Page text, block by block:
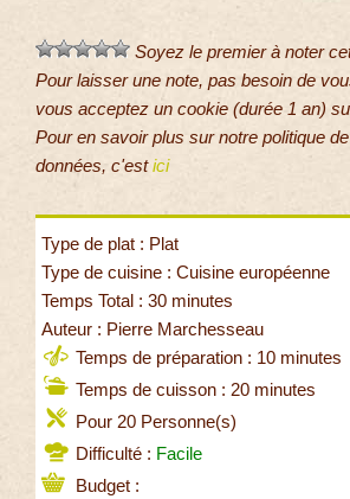
Soyez le premier à noter
Pour laisser une note, pas besoin de
vous acceptez un cookie (durée 1 an)
Pour en savoir plus sur notre politique
données, c'estici
Type de plat : Plat
Type de cuisine : Cuisine européenne
Temps Total : 30 minutes
Auteur : Pierre Marchesseau
Temps de préparation : 10 minutes
Temps de cuisson : 20 minutes
Pour 20 Personne(s)
Difficulté : Facile
Budget :